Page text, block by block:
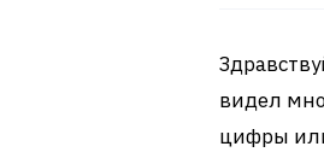
видел
цифры